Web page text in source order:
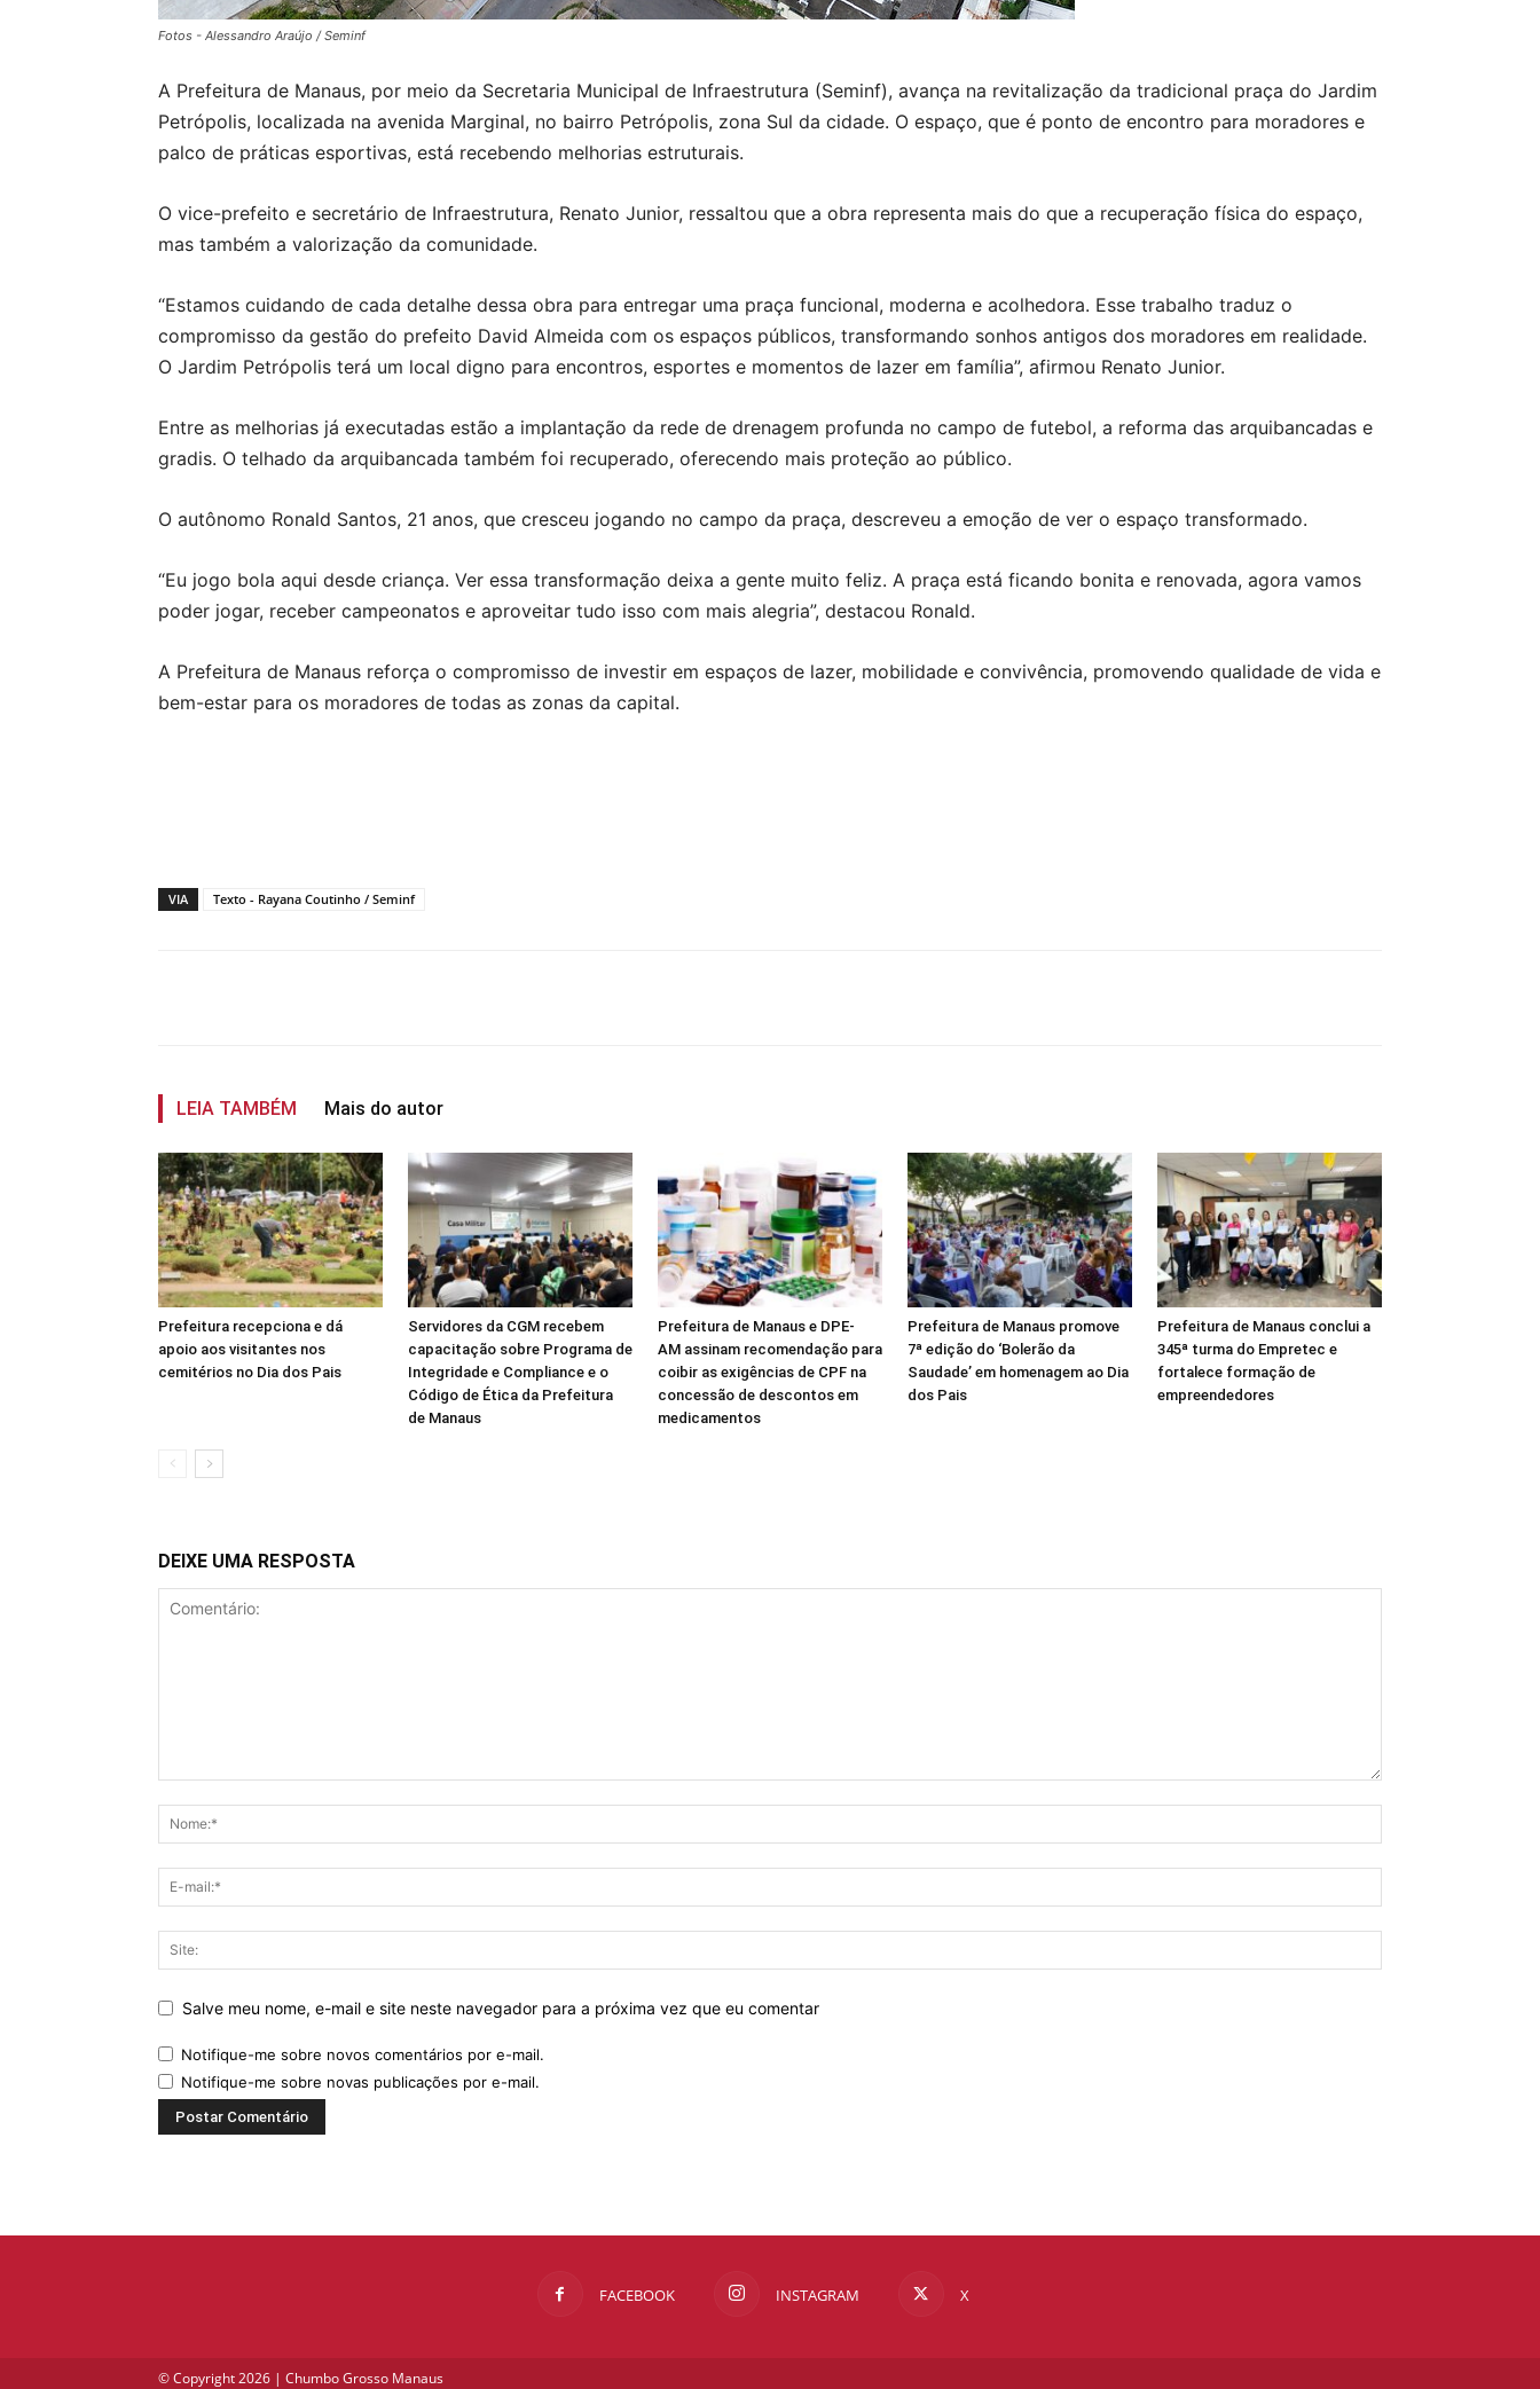
Fotos - Alessandro Araújo / Seminf
A Prefeitura de Manaus, por meio da Secretaria Municipal de Infraestrutura (Seminf), avança na revitalização da tradicional praça do Jardim
Petrópolis, localizada na avenida Marginal, no bairro Petrópolis, zona Sul da cidade. O espaço, que é ponto de encontro para moradores e
palco de práticas esportivas, está recebendo melhorias estruturais.
O vice-prefeito e secretário de Infraestrutura, Renato Junior, ressaltou que a obra representa mais do que a recuperação física do espaço,
mas também a valorização da comunidade.
“Estamos cuidando de cada detalhe dessa obra para entregar uma praça funcional, moderna e acolhedora. Esse trabalho traduz o
compromisso da gestão do prefeito David Almeida com os espaços públicos, transformando sonhos antigos dos moradores em realidade.
O Jardim Petrópolis terá um local digno para encontros, esportes e momentos de lazer em família”, afirmou Renato Junior.
Entre as melhorias já executadas estão a implantação da rede de drenagem profunda no campo de futebol, a reforma das arquibancadas e
gradis. O telhado da arquibancada também foi recuperado, oferecendo mais proteção ao público.
O autônomo Ronald Santos, 21 anos, que cresceu jogando no campo da praça, descreveu a emoção de ver o espaço transformado.
“Eu jogo bola aqui desde criança. Ver essa transformação deixa a gente muito feliz. A praça está ficando bonita e renovada, agora vamos
poder jogar, receber campeonatos e aproveitar tudo isso com mais alegria”, destacou Ronald.
A Prefeitura de Manaus reforça o compromisso de investir em espaços de lazer, mobilidade e convivência, promovendo qualidade de vida e
bem-estar para os moradores de todas as zonas da capital.
VIA Texto - Rayana Coutinho / Seminf
LEIA TAMBÉM Mais do autor
Prefeitura recepciona e dá
apoio aos visitantes nos
cemitérios no Dia dos Pais
Servidores da CGM recebem
capacitação sobre Programa de
Integridade e Compliance e o
Código de Ética da Prefeitura
de Manaus
Prefeitura de Manaus e DPE-
AM assinam recomendação para
coibir as exigências de CPF na
concessão de descontos em
medicamentos
Prefeitura de Manaus promove
7ª edição do ‘Bolerão da
Saudade’ em homenagem ao Dia
dos Pais
Prefeitura de Manaus conclui a
345ª turma do Empretec e
fortalece formação de
empreendedores
DEIXE UMA RESPOSTA
Salve meu nome, e-mail e site neste navegador para a próxima vez que eu comentar
Notifique-me sobre novos comentários por e-mail.
Notifique-me sobre novas publicações por e-mail.
FACEBOOK INSTAGRAM X
© Copyright 2026 | Chumbo Grosso Manaus